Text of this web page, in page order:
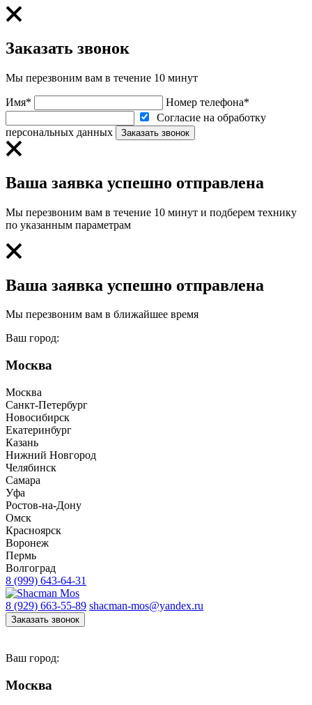
Заказать звонок
Мы перезвоним вам в течение 10 минут
Имя*
Номер телефона*
Согласие на обработку
персональных данных
Заказать звонок
Ваша заявка успешно отправлена
Мы перезвоним вам в течение 10 минут и подберем технику
по указанным параметрам
Ваша заявка успешно отправлена
Мы перезвоним вам в ближайшее время
Ваш город:
Москва
Москва
Санкт-Петербург
Новосибирск
Екатеринбург
Казань
Нижний Новгород
Челябинск
Самара
Уфа
Ростов-на-Дону
Омск
Красноярск
Воронеж
Пермь
Волгоград
8 (999) 643-64-31
8 (929) 663-55-89 shacman-mos@yandex.ru
Заказать звонок
Ваш город:
Москва